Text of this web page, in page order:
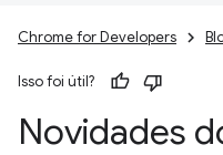
Chrome for Developers
Isso foi útil?
Novidades